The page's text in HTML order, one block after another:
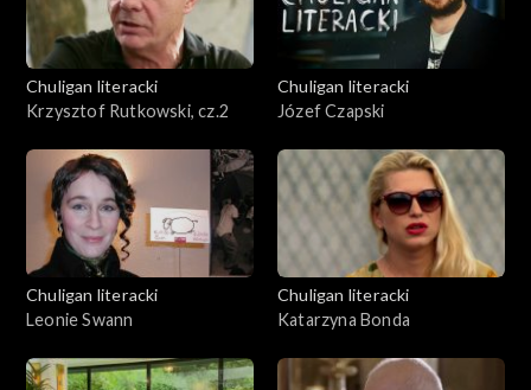
Chuligan literacki
Krzysztof Rutkowski, cz.2
Chuligan literacki
Józef Czapski
Chuligan literacki
Leonie Swann
Chuligan literacki
Katarzyna Bonda